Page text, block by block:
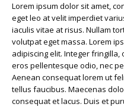
Lorem ipsum dolor sit amet,
eget leo at velit imperdiet
iaculis vitae at risus. Nullam
volutpat eget massa. Lorem
adipiscing elit. Integer
eros pellentesque odio, nec
Aenean consequat lorem ut
tellus faucibus. Maecenas
consequat et lacus. Duis et